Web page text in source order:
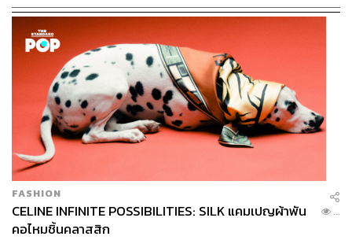
FASHION
CELINE INFINITE POSSIBILITIES: SILK แคมเปญผ้าพัน
คอไหมชิ้นคลาสสิก
...